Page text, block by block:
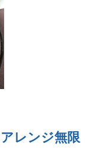
レンジ無限